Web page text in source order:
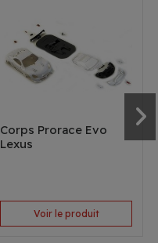
Corps Prorace Evo
Lexus
Voir le produit